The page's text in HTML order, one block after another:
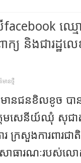
ឈ្ម
និងជារដ្ឋលេខ
មានថ្មី
ានជនខិលខូច បា
មសេនីយ៍ឈុំ សុជាត”
ក្រសួងការពារជ
ាសាធារណៈរបស់